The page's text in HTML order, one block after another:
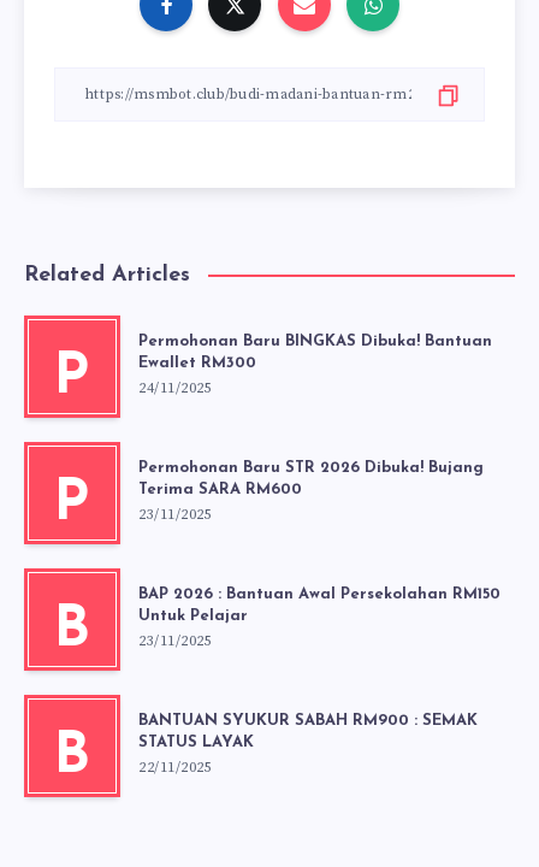
Related Articles
P
Permohonan Baru BINGKAS Dibuka! Bantuan
Ewallet RM300
24/11/2025
P
Permohonan Baru STR 2026 Dibuka! Bujang
Terima SARA RM600
23/11/2025
B
BAP 2026 : Bantuan Awal Persekolahan RM150
Untuk Pelajar
23/11/2025
B
BANTUAN SYUKUR SABAH RM900 : SEMAK
STATUS LAYAK
22/11/2025